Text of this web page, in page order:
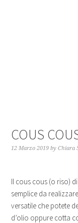
COUS
12 Marzo 2019 byChiara
Il cous cous (o riso)
semplice da
versatile che potete
d’olio oppure cotta